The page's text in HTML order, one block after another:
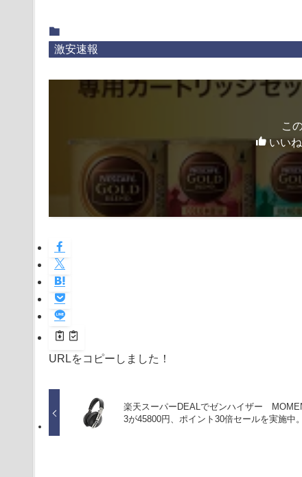
激安速報
こ
いい
URLをコピーしました！
楽天スーパーDEALでゼンハイザー
3が45800円、ポイント30倍セールを実施中。